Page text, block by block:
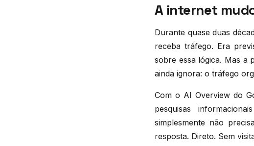
A internet
Durante quase duas
receba tráfego. Era
sobre essa lógica. Mas a
ainda ignora: o tráfego
Com o AI Overview do
pesquisas
simplesmente não
resposta. Direto. Sem